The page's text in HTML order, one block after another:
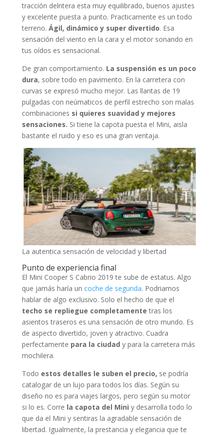
tracción delntera esta muy equilibrado, buenos ajustes
y excelente puesta a punto. Practicamente es un todo
terreno. Ágil, dinámico y super divertido. Esa
sensación del viento en la cara y el motor sonando en
tus oídos es sensacional.
De gran comportamiento. La suspensión es un poco
dura, sobre todo en pavimento. En la carretera con
curvas se expresó mucho mejor. Las llantas de 19
pulgadas con neúmaticos de perfil estrecho son malas
combinaciones si quieres suavidad y mejores
sensaciones. Si tiene la capota puesta el Mini, aisla
bastante el ruido y eso es una gran ventaja.
La autentica sensación de velocidad y libertad
Punto de experiencia final
El Mini Cooper S Cabrio 2019 te sube de estatus. Algo
que jamás haría un coche de segunda. Podriamos
hablar de algo exclusivo. Solo el hecho de que el
techo se repliegue completamente tras los
asientos traseros es una sensación de otro mundo. Es
de aspecto divertido, joven y atractivo. Cuadra
perfectamente para la ciudad y para la carretera más
mochilera.
Todo estos detalles le suben el precio, se podría
catalogar de un lujo para todos los días. Según su
diseño no es para viajes largos, pero según su motor
si lo es. Corre la capota del Mini y desarrolla todo lo
que da el Mini y sentiras la agradable sensación de
libertad. Igualmente, la prestancia y elegancia que te